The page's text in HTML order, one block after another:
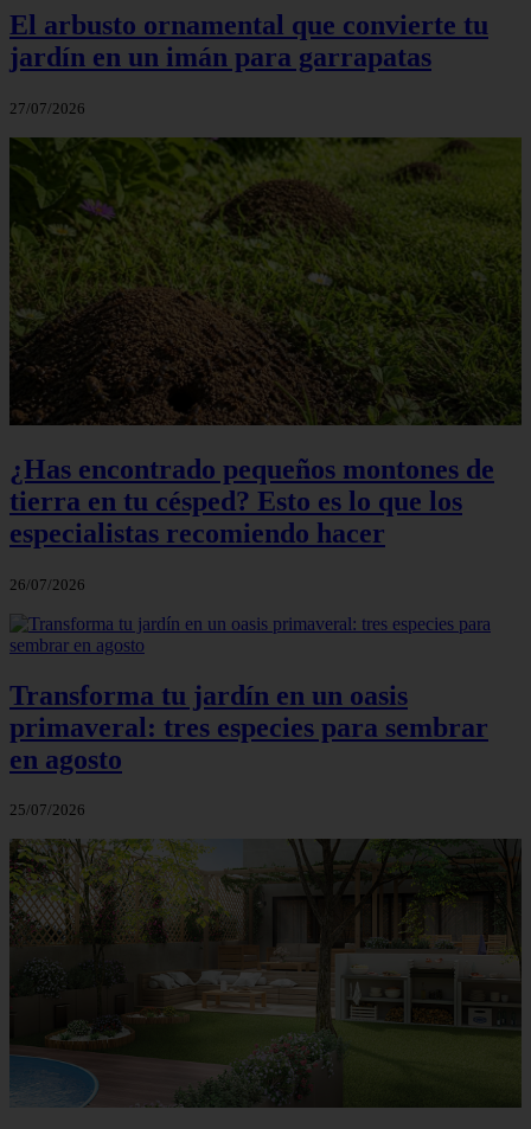
El arbusto ornamental que convierte tu
jardín en un imán para garrapatas
27/07/2026
¿Has encontrado pequeños montones de
tierra en tu césped? Esto es lo que los
especialistas recomiendo hacer
26/07/2026
Transforma tu jardín en un oasis
primaveral: tres especies para sembrar
en agosto
25/07/2026